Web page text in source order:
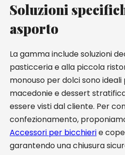
Soluzioni
asporto
La gamma include soluzioni
pasticceria e alla piccola
monouso per dolci sono ideali
macedonie e dessert
essere visti dal cliente. Per
confezionamento,
Accessori per bicchierie
garantendo una chiusura